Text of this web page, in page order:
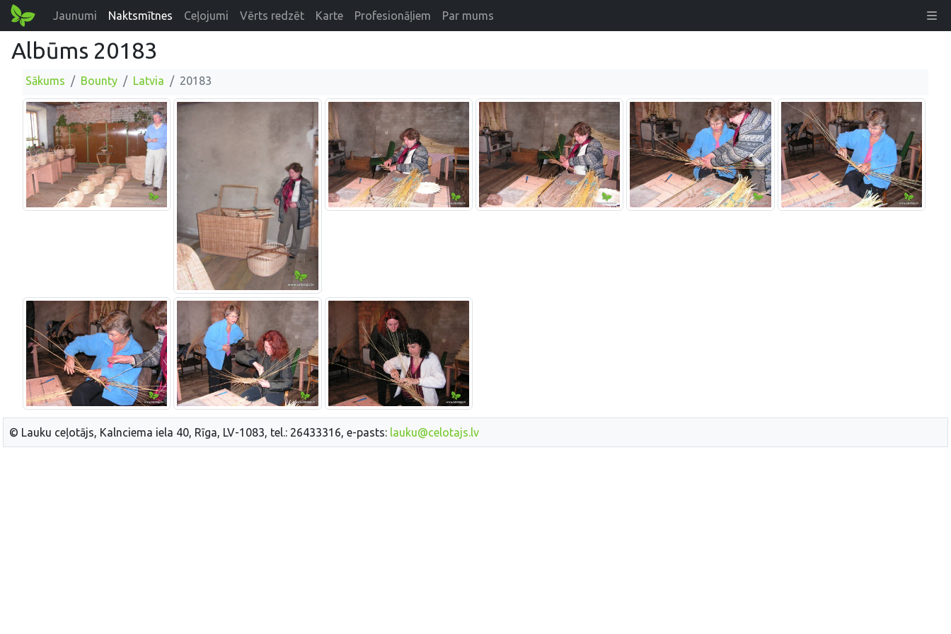
Jaunumi Naktsmītnes Ceļojumi Vērts redzēt Karte Profesionāļiem Par mums
Albūms 20183
Sākums Bounty Latvia 20183
© Lauku ceļotājs, Kalnciema iela 40, Rīga, LV-1083, tel.: 26433316, e-pasts: lauku@celotajs.lv